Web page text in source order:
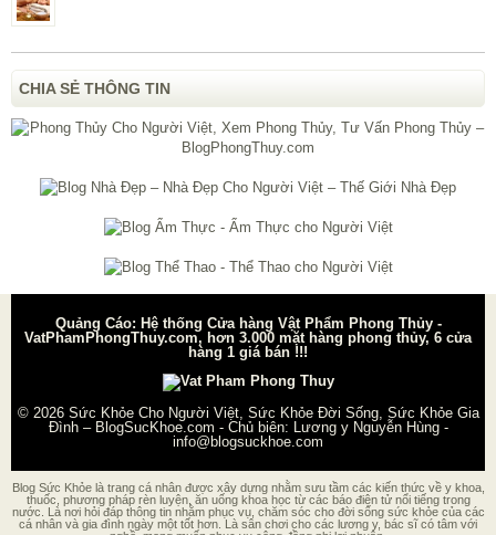
CHIA SẺ THÔNG TIN
Quảng Cáo: Hệ thống Cửa hàng Vật Phẩm Phong Thủy -
VatPhamPhongThuy.com, hơn 3.000 mặt hàng phong thủy, 6 cửa
hàng 1 giá bán !!!
© 2026 Sức Khỏe Cho Người Việt, Sức Khỏe Đời Sống, Sức Khỏe Gia
Đình – BlogSucKhoe.com - Chủ biên: Lương y Nguyễn Hùng-
info@blogsuckhoe.com
Blog Sức Khỏe là trang cá nhân được xây dựng nhằm sưu tầm các kiến thức về y khoa,
thuốc, phương pháp rèn luyện, ăn uống khoa học từ các báo điện tử nổi tiếng trong
nước. Là nơi hỏi đáp thông tin nhằm phục vụ, chăm sóc cho đời sống sức khỏe của các
cá nhân và gia đình ngày một tốt hơn. Là sân chơi cho các lương y, bác sĩ có tâm với